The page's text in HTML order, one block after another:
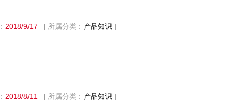
2018/9/17 [ 所属分类： 产品知识 ]
2018/8/11 [ 所属分类： 产品知识 ]